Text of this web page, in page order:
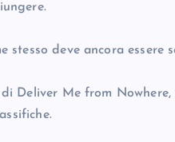
stesso deve ancora essere
Deliver Me from